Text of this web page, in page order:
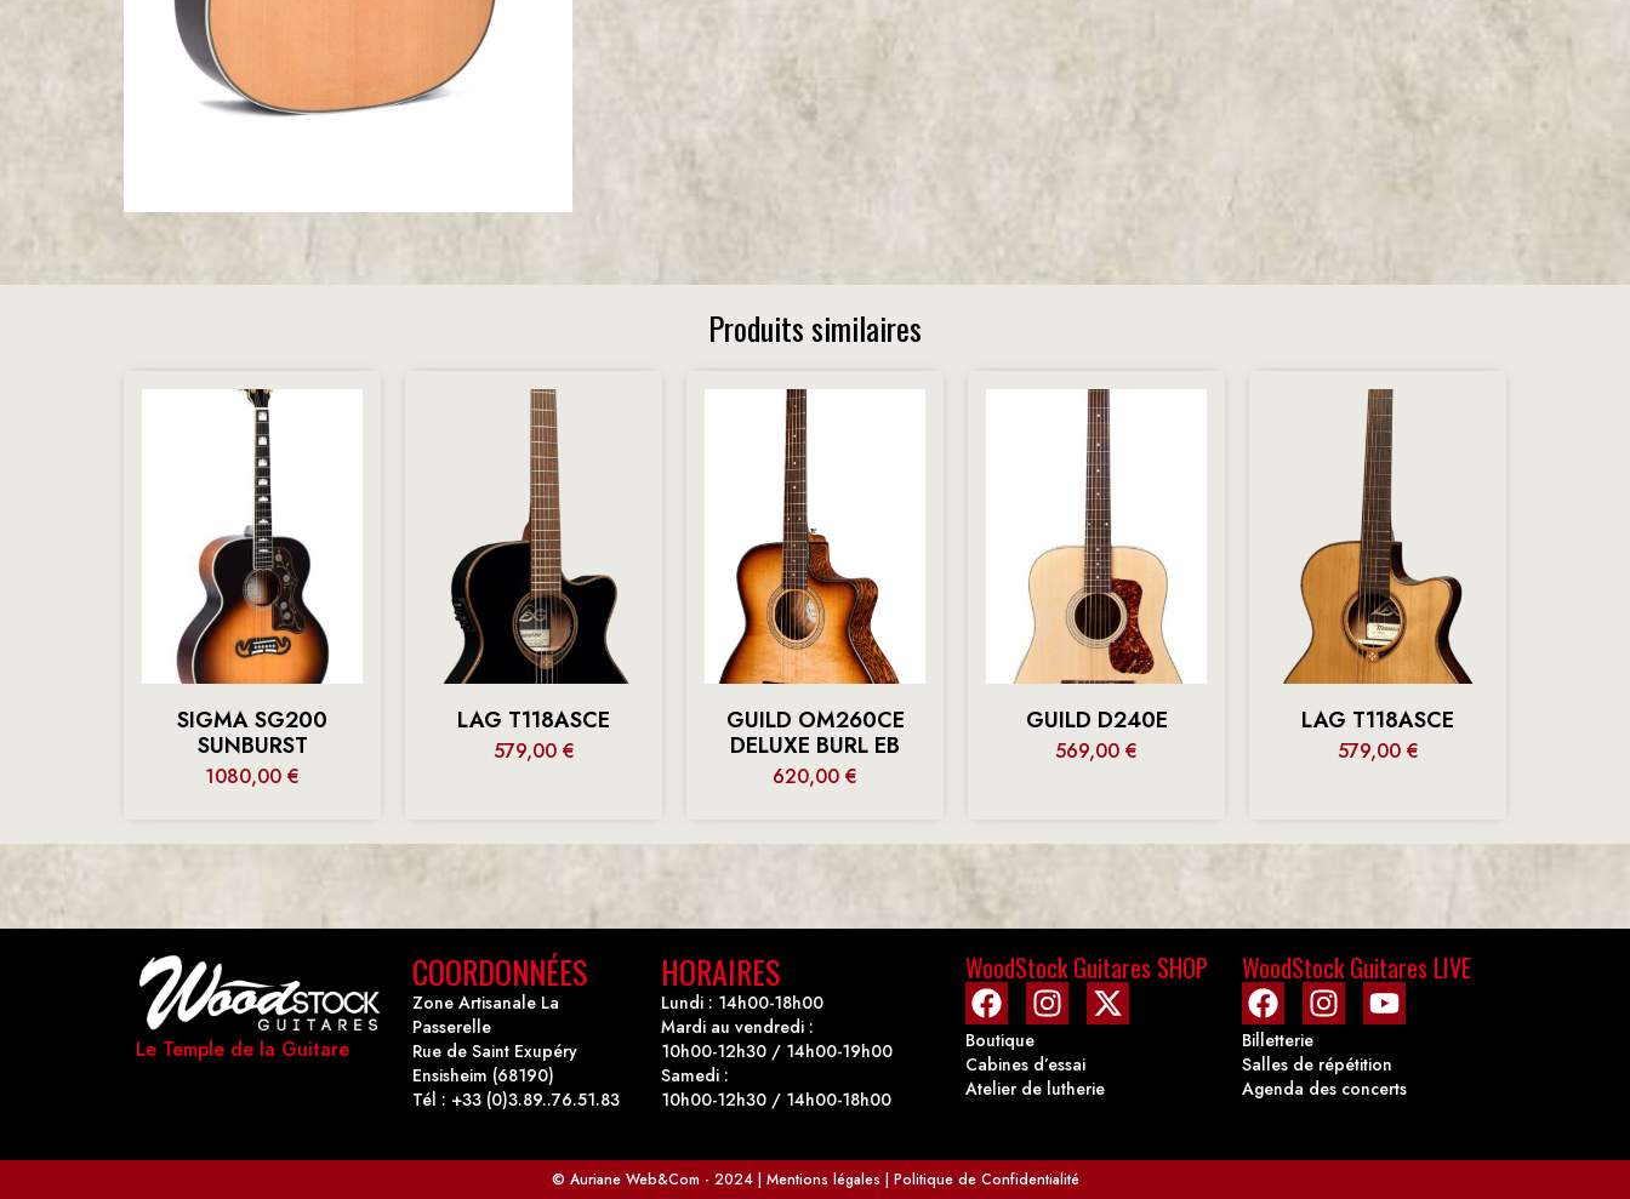
Produits similaires
SIGMA SG200
SUNBURST
1080,00 €
LAG T118ASCE
579,00 €
GUILD OM260CE
DELUXE BURL EB
620,00 €
GUILD D240E
569,00 €
LAG T118ASCE
579,00 €
Le Temple de la Guitare
COORDONNÉES
Zone Artisanale La
Passerelle
Rue de Saint Exupéry
Ensisheim (68190)
Tél : +33 (0)3.89..76.51.83
HORAIRES
Lundi : 14h00-18h00
Mardi au vendredi :
10h00-12h30 / 14h00-19h00
Samedi :
10h00-12h30 / 14h00-18h00
WoodStock Guitares SHOP
Boutique
Cabines d’essai
Atelier de lutherie
WoodStock Guitares LIVE
Billetterie
Salles de répétition
Agenda des concerts
© Auriane Web&Com - 2024 | Mentions légales | Politique de Confidentialité